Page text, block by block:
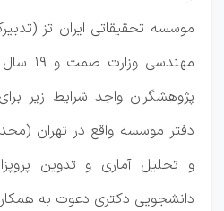
موسسه تحقیقاتی ایران تز
پژوهشگران واجد شرایط زیر
دفتر موسسه واقع در تهران
و تحلیل آماری و تدوین
دانشجویی دکتری دعوت به